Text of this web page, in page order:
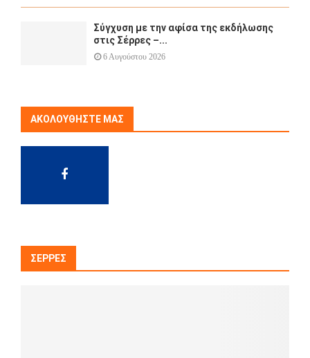
Σύγχυση με την αφίσα της εκδήλωσης
στις Σέρρες –...
6 Αυγούστου 2026
ΑΚΟΛΟΥΘΉΣΤΕ ΜΑΣ
ΣΈΡΡΕΣ